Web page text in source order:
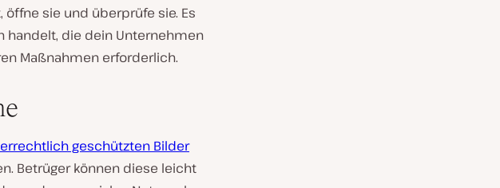
öffne sie und überprüfe sie. Es
handelt, die dein Unternehmen
Maßnahmen erforderlich.
geschützten Bilder
Betrüger können diese leicht